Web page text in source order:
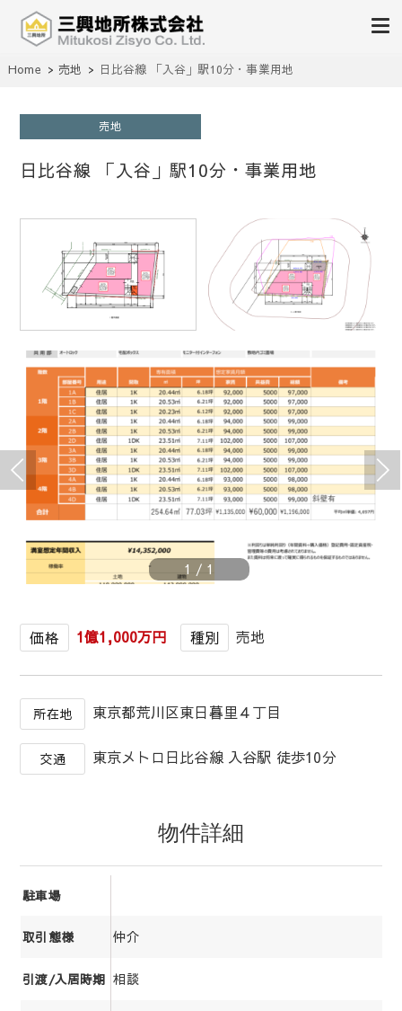
三興地所株式会社
Home 売地 日比谷線 「入谷」駅10分・事業用地
売地
日比谷線 「入谷」駅10分・事業用地
1 / 1
価格 1億1,000万円 種別 売地
所在地 東京都荒川区東日暮里４丁目
交通 東京メトロ日比谷線 入谷駅 徒歩10分
物件詳細
駐車場
取引態様 仲介
引渡/入居時期 相談